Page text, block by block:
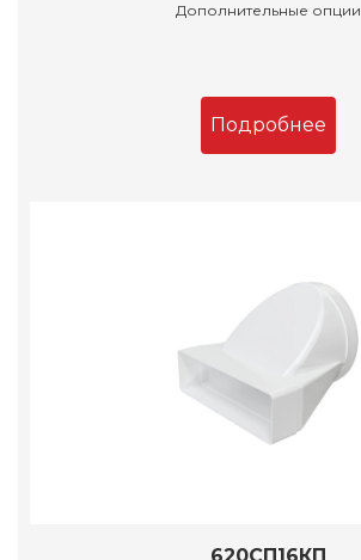
Дополнительные опции
Подробнее